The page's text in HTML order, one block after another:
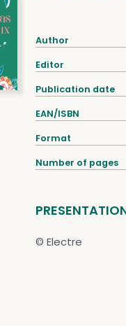
Author
Editor
Publication date
EAN/ISBN
Format
Number of pages
© Electre